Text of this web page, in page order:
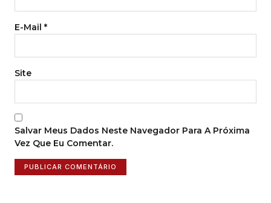
E-Mail *
Site
Salvar Meus Dados Neste Navegador Para A Próxima
Vez Que Eu Comentar.